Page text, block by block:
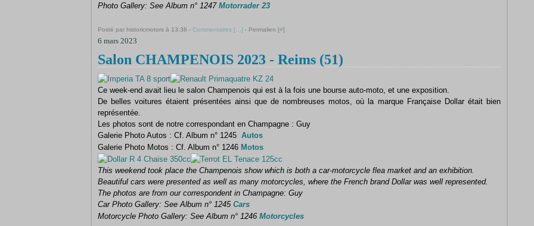
Photo Gallery: See Album n° 1247 Motorrader 23
Posté par historicmotors à 13:38 - Commentaires [ ] - Permalien [#]
6 mars 2023
Salon CHAMPENOIS 2023 - Reims (51)
Ce week-end avait lieu le salon Champenois qui est à la fois une bourse auto-moto, et une exposition.
De belles voitures étaient présentées ainsi que de nombreuses motos, où la marque Française Dollar était bien
représentée.
Les photos sont de notre correspondant en Champagne : Guy
Galerie Photo Autos : Cf. Album n° 1245 Autos
Galerie Photo Motos : Cf. Album n° 1246 Motos
This weekend took place the Champenois show which is both a car-motorcycle flea market and an exhibition.
Beautiful cars were presented as well as many motorcycles, where the French brand Dollar was well represented.
The photos are from our correspondent in Champagne: Guy
Car Photo Gallery: See Album n° 1245 Cars
Motorcycle Photo Gallery: See Album n° 1246 Motorcycles